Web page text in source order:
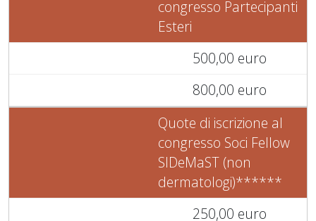
congresso Partecipanti
Esteri
500,00 euro
800,00 euro
Quote di iscrizione al
congresso Soci Fellow
SIDeMaST (non
dermatologi)******
250,00 euro